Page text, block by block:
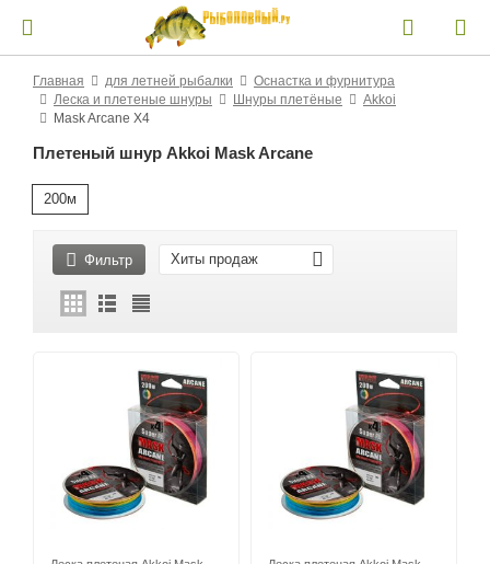
Главная для летней рыбалки
Оснастка и фурнитура
Леска и плетеные шнуры
Шнуры плетёные
Akkoi
Mask Arcane X4
Плетеный шнур Akkoi Mask Arcane
200м
Фильтр Хиты продаж